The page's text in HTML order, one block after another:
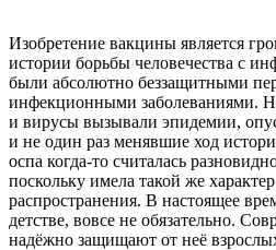
Изобретение вакцины является
истории борьбы человечества с
были абсолютно беззащитными
инфекционными заболеваниями.
и вирусы вызывали эпидемии,
и не один раз менявшие ход
оспа когда-то считалась
поскольку имела такой же
распространения. В настоящее
детстве, вовсе не обязательно.
надёжно защищают от неё